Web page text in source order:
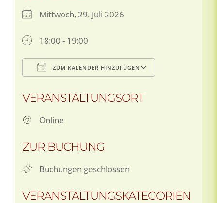
Mittwoch, 29. Juli 2026
18:00 - 19:00
ZUM KALENDER HINZUFÜGEN
VERANSTALTUNGSORT
Online
ZUR BUCHUNG
Buchungen geschlossen
VERANSTALTUNGSKATEGORIEN